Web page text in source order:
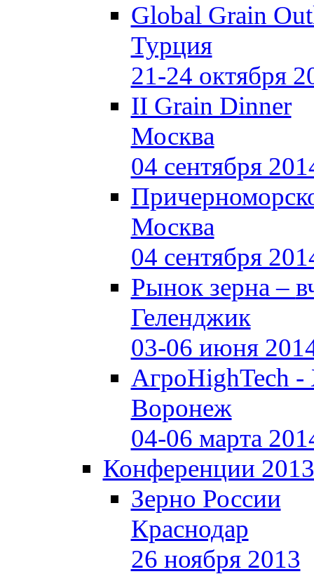
Global Grain
Турция
21-24 октября
II Grain Dinner
Москва
04 сентября
Москва
04 сентября
Рынок зерна –
Геленджик
03-06 июня
АгроHighTech
Воронеж
04-06 марта
Конференции 2013
Зерно России
Краснодар
26 ноября 2013